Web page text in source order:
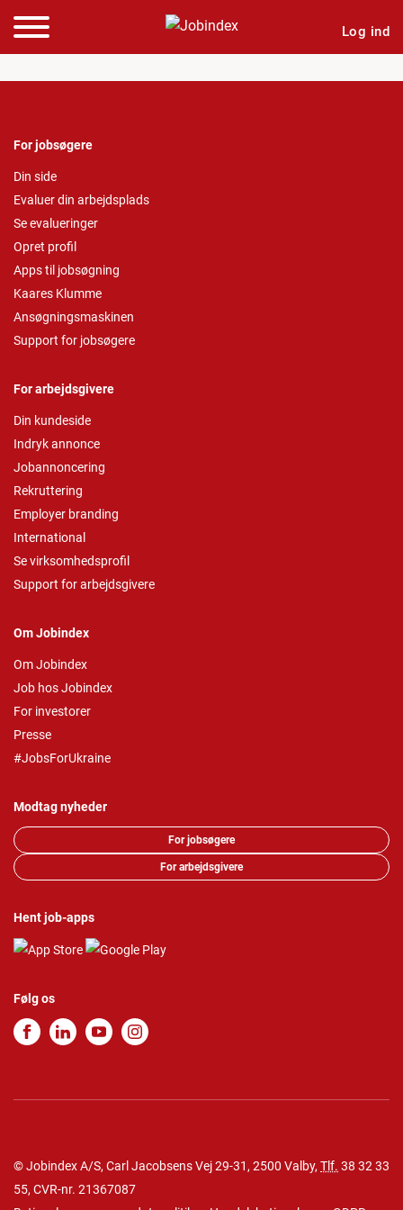
Log ind
For jobsøgere
Din side
Evaluer din arbejdsplads
Se evalueringer
Opret profil
Apps til jobsøgning
Kaares Klumme
Ansøgningsmaskinen
Support for jobsøgere
For arbejdsgivere
Din kundeside
Indryk annonce
Jobannoncering
Rekruttering
Employer branding
International
Se virksomhedsprofil
Support for arbejdsgivere
Om Jobindex
Om Jobindex
Job hos Jobindex
For investorer
Presse
#JobsForUkraine
Modtag nyheder
For jobsøgere
For arbejdsgivere
Hent job-apps
Følg os
© Jobindex A/S, Carl Jacobsens Vej 29-31, 2500 Valby, Tlf. 38 32 33
55, CVR-nr. 21367087